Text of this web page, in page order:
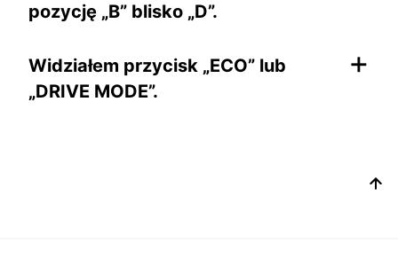
pozycję „B” blisko „D”.
Widziałem przycisk „ECO” lub
„DRIVE MODE”.
+